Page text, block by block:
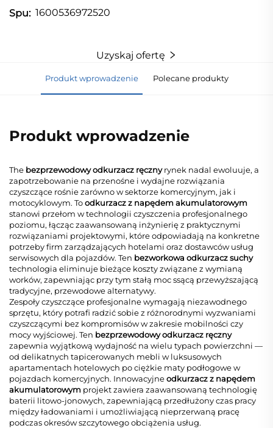
Spu: 1600536972520
Uzyskaj ofertę
Produkt wprowadzenie Polecane produkty
Produkt wprowadzenie
The bezprzewodowy odkurzacz ręcznyrynek nadal ewoluuje, a
zapotrzebowanie na przenośne i wydajne rozwiązania
czyszczące rośnie zarówno w sektorze komercyjnym, jak i
motocyklowym. Toodkurzacz z napędem akumulatorowym
stanowi przełom w technologii czyszczenia profesjonalnego
poziomu, łącząc zaawansowaną inżynierię z praktycznymi
rozwiązaniami projektowymi, które odpowiadają na konkretne
potrzeby firm zarządzających hotelami oraz dostawców usług
serwisowych dla pojazdów. Ten bezworkowa odkurzacz suchy
technologia eliminuje bieżące koszty związane z wymianą
worków, zapewniając przy tym stałą moc ssącą przewyższającą
tradycyjne, przewodowe alternatywy.
Zespoły czyszczące profesjonalne wymagają niezawodnego
sprzętu, który potrafi radzić sobie z różnorodnymi wyzwaniami
czyszczącymi bez kompromisów w zakresie mobilności czy
mocy wyjściowej. Ten bezprzewodowy odkurzacz ręczny
zapewnia wyjątkową wydajność na wielu typach powierzchni —
od delikatnych tapicerowanych mebli w luksusowych
apartamentach hotelowych po ciężkie maty podłogowe w
pojazdach komercyjnych. Innowacyjneodkurzacz z napędem
akumulatorowym projekt zawiera zaawansowaną technologię
baterii litowo-jonowych, zapewniającą przedłużony czas pracy
między ładowaniami i umożliwiającą nieprzerwaną pracę
podczas okresów szczytowego obciążenia usług.